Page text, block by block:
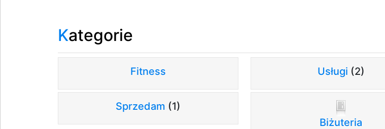
Kategorie
Fitness Usługi (2)
Sprzedam (1)
Biżuteria